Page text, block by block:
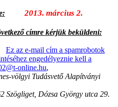
2013. március 2.
címre kérjük beküldeni:
Ez az e-mail cím a spamrobotok
engedélyeznie kell a
online.hu,
völgyi Tudásvető Alapítványi
György utca 29.